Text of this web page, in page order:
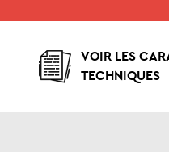
VOIR LES
TECHNIQUES